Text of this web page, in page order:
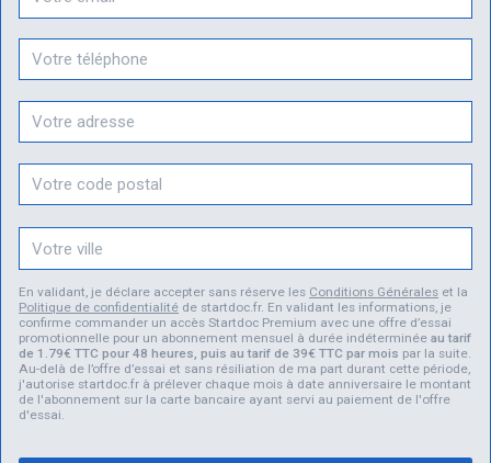
En validant, je déclare accepter sans réserve les Conditions Générales et la
Politique de confidentialité de startdoc.fr. En validant les informations, je
confirme commander un accès Startdoc Premium avec une offre d’essai
promotionnelle pour un abonnement mensuel à durée indéterminéeau tarif
de 1.79€ TTC pour 48 heures, puis au tarif de 39€ TTC par mois par la suite.
Au-delà de l’offre d’essai et sans résiliation de ma part durant cette période,
j'autorise startdoc.fr à prélever chaque mois à date anniversaire le montant
de l'abonnement sur la carte bancaire ayant servi au paiement de l'offre
d'essai.